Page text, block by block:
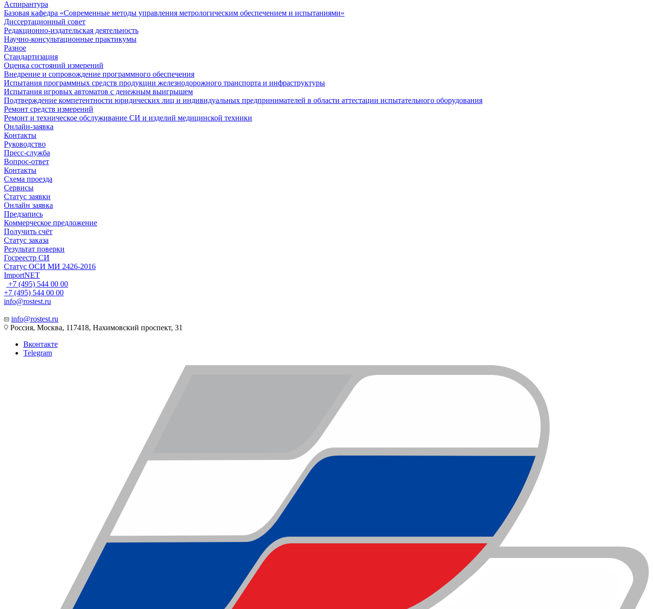
Аспирантура
Базовая кафедра «Современные методы управления метрологическим обеспечением и испытаниями»
Диссертационный совет
Редакционно-издательская деятельность
Научно-консультационные практикумы
Разное
Стандартизация
Оценка состояний измерений
Внедрение и сопровождение программного обеспечения
Испытания программных средств продукции железнодорожного транспорта и инфраструктуры
Испытания игровых автоматов с денежным выигрышем
Подтверждение компетентности юридических лиц и индивидуальных предпринимателей в области аттестации испытательного оборудования
Ремонт средств измерений
Ремонт и техническое обслуживание СИ и изделий медицинской техники
Онлайн-заявка
Контакты
Руководство
Пресс-служба
Вопрос-ответ
Контакты
Схема проезда
Сервисы
Статус заявки
Онлайн заявка
Предзапись
Коммерческое предложение
Получить счёт
Статус заказа
Результат поверки
Госреестр СИ
Статус ОСИ МИ 2426-2016
ImportNET
+7 (495) 544 00 00
+7 (495) 544 00 00
info@rostest.ru
info@rostest.ru
Россия, Москва, 117418, Нахимовский проспект, 31
Вконтакте
Telegram